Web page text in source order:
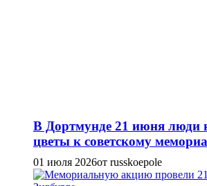
В Дортмунде 21 июня люди
цветы к советскому
01 июля 2026от russkoepole